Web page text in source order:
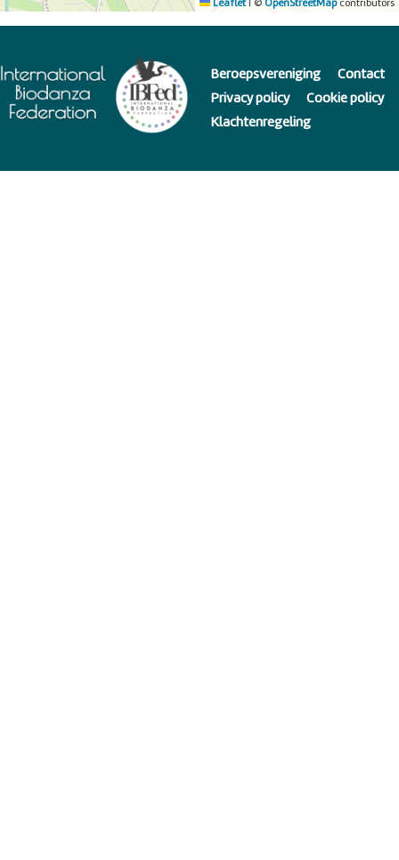
Leaflet © OpenStreetMapcontributors
Beroepsvereniging
Contact
Privacy policy
Cookie policy
Klachtenregeling